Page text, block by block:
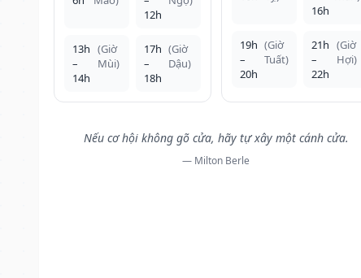
12h
13h
–
14h
(Giờ
Mùi)
17h
–
18h
(Giờ
Dậu)
16h
19h
–
20h
(Giờ
Tuất)
21h
–
22h
(Giờ
Hợi)
Nếu cơ hội không gõ cửa, hãy tự xây một cánh cửa.
— Milton Berle